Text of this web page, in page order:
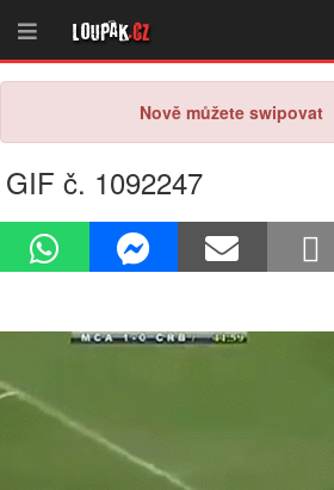
Loupak.cz
Nově můžete swipovat
GIF č. 1092247